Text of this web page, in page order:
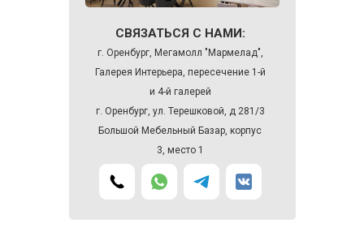
СВЯЗАТЬСЯ С НАМИ:
г. Оренбург, Мегамолл "Мармелад",
Галерея Интерьера, пересечение 1-й
и 4-й галерей
г. Оренбург, ул. Терешковой, д 281/3
Большой Мебельный Базар, корпус
3, место 1